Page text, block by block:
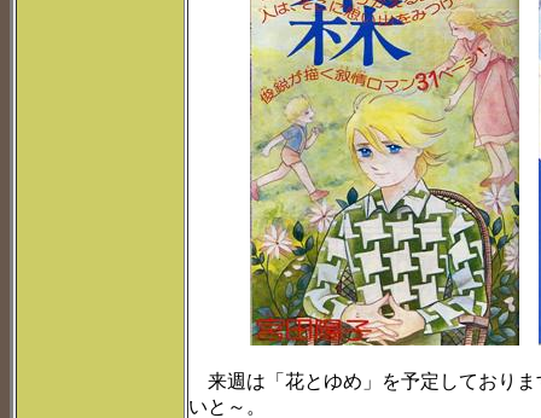
来週は「花とゆめ」を予定しており
いと～。